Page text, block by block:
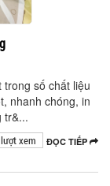
trong số chất liệu
nhanh chóng, in
tr&...
ĐỌC TIẾP
xem